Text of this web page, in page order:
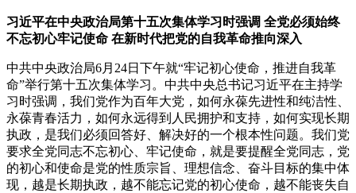
习近平在中央政治局第十五次集体学习时强调 全党必须始终
不忘初心牢记使命 在新时代把党的自我革命推向深入
中共中央政治局6月24日下午就“牢记初心使命，推进自我革
命”举行第十五次集体学习。中共中央总书记习近平在主持学
习时强调，我们党作为百年大党，如何永葆先进性和纯洁性、
永葆青春活力，如何永远得到人民拥护和支持，如何实现长期
执政，是我们必须回答好、解决好的一个根本性问题。我们党
要求全党同志不忘初心、牢记使命，就是要提醒全党同志，党
的初心和使命是党的性质宗旨、理想信念、奋斗目标的集中体
现，越是长期执政，越不能忘记党的初心使命，越不能丧失自